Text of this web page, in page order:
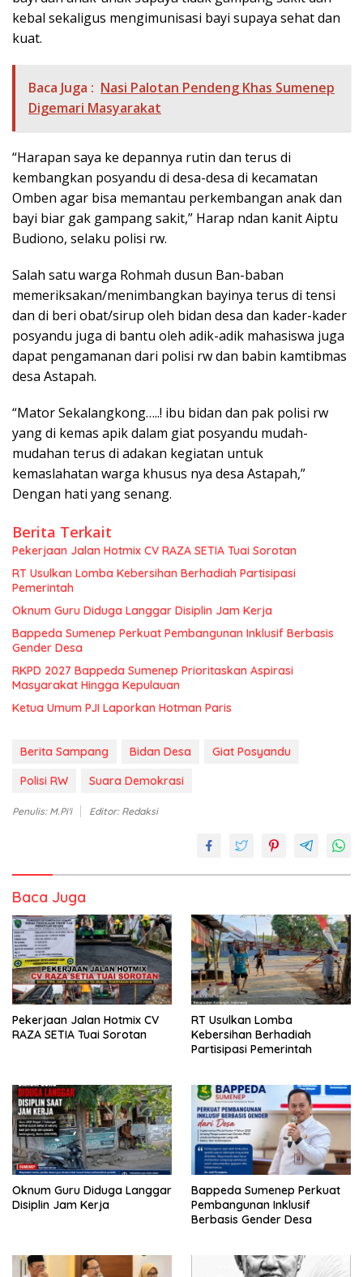
kebal sekaligus mengimunisasi bayi supaya sehat dan
kuat.
Baca Juga : Nasi Palotan Pendeng Khas Sumenep
Digemari Masyarakat
“Harapan saya ke depannya rutin dan terus di
kembangkan posyandu di desa-desa di kecamatan
Omben agar bisa memantau perkembangan anak dan
bayi biar gak gampang sakit,” Harap ndan kanit Aiptu
Budiono, selaku polisi rw.
Salah satu warga Rohmah dusun Ban-baban
memeriksakan/menimbangkan bayinya terus di tensi
dan di beri obat/sirup oleh bidan desa dan kader-kader
posyandu juga di bantu oleh adik-adik mahasiswa juga
dapat pengamanan dari polisi rw dan babin kamtibmas
desa Astapah.
“Mator Sekalangkong…..! ibu bidan dan pak polisi rw
yang di kemas apik dalam giat posyandu mudah-
mudahan terus di adakan kegiatan untuk
kemaslahatan warga khusus nya desa Astapah,”
Dengan hati yang senang.
Berita Terkait
Pekerjaan Jalan Hotmix CV RAZA SETIA Tuai Sorotan
RT Usulkan Lomba Kebersihan Berhadiah Partisipasi
Pemerintah
Oknum Guru Diduga Langgar Disiplin Jam Kerja
Bappeda Sumenep Perkuat Pembangunan Inklusif Berbasis
Gender Desa
RKPD 2027 Bappeda Sumenep Prioritaskan Aspirasi
Masyarakat Hingga Kepulauan
Ketua Umum PJI Laporkan Hotman Paris
Berita Sampang Bidan Desa
Giat Posyandu
Polisi RW
Suara Demokrasi
Penulis: M.Pi'i Editor: Redaksi
Baca Juga
Pekerjaan Jalan Hotmix CV
RAZA SETIA Tuai Sorotan
RT Usulkan Lomba
Kebersihan Berhadiah
Partisipasi Pemerintah
Oknum Guru Diduga Langgar
Disiplin Jam Kerja
Bappeda Sumenep Perkuat
Pembangunan Inklusif
Berbasis Gender Desa